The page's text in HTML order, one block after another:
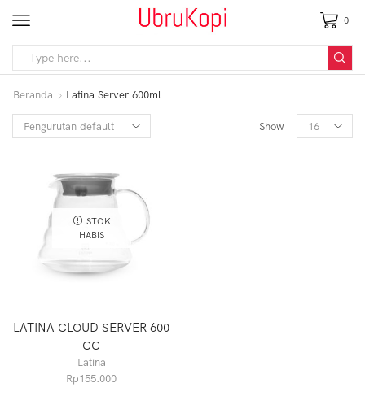
0
Beranda Latina Server 600ml
Show
STOK
HABIS
LATINA CLOUD SERVER 600
CC
Latina
Rp155.000